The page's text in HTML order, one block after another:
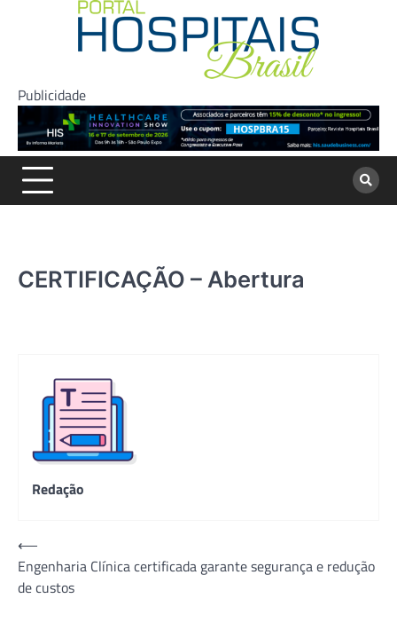
Publicidade
CERTIFICAÇÃO – Abertura
Redação
Navegação
de
Post
⟵
Engenharia Clínica certificada garante segurança e redução
de custos